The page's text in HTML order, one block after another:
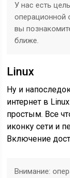
У нас есть
операционной
вы
ближе.
Linux
Ну и
интернет в
простым. Все
иконку сети и
Включение
Внимание: